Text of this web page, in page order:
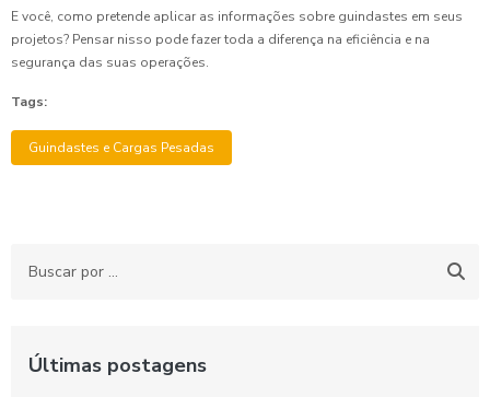
E você, como pretende aplicar as informações sobre guindastes em seus
projetos? Pensar nisso pode fazer toda a diferença na eficiência e na
segurança das suas operações.
Tags:
Guindastes e Cargas Pesadas
Últimas postagens